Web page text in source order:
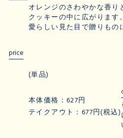
オレンジのさわやかな香
クッキーの中に広がりま
愛らしい見た目で贈りもの
price
(単品)
本体価格：627円
テイクアウト：677円(税込)